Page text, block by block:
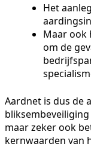
Het
Maar ook
om de
Aardnet is dus de
maar zeker ook
kernwaarden van